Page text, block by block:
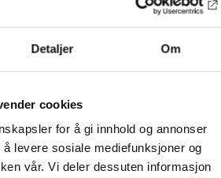
Detaljer Om
cookies
for å gi innhold og annonser
levere sosiale mediefunksjoner og
vår. Vi deler dessuten informasjon
främja hälsosam vikt. Insatserna ska
att vistelsemiljöerna hemma, i
i barndomen en bra grund för
samhället har mycket att vinna
Också politiken på området varierar
för länderna att lära sig och
politiska initiativ.